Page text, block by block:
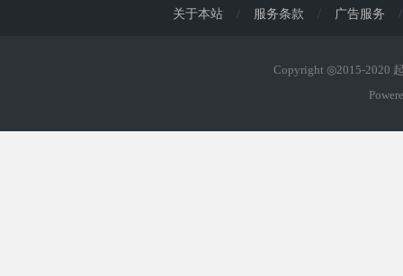
关于本站 / 服务条款 / 广告服务 /
Copyright ◎2015-2020